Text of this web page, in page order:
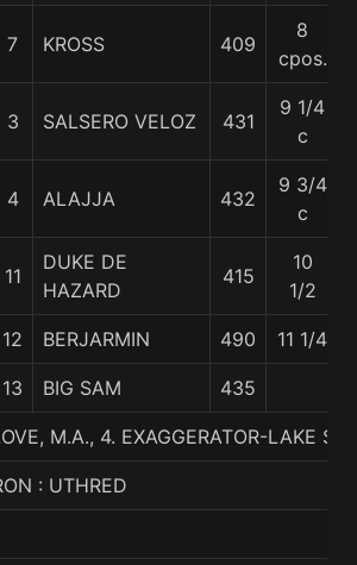
7 KROSS 409
8
cpos.
3 SALSERO VELOZ 431
9 1/4
c
4 ALAJJA 432
9 3/4
c
11
DUKE DE
HAZARD
415
10
1/2
12 BERJARMIN 490 11 1/4
13 BIG SAM 435
M.A., 4. EXAGGERATOR-LAKE
: UTHRED